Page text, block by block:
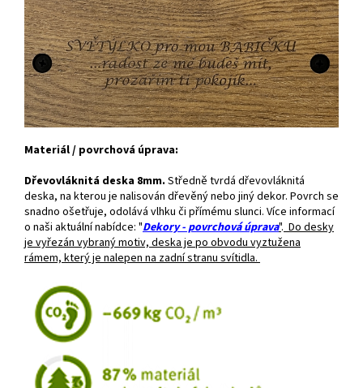
Materiál / povrchová úprava:
Dřevovláknitá deska 8mm. Středně tvrdá dřevovláknitá
deska, na kterou je nalisován dřevěný nebo jiný dekor. Povrch se
snadno ošetřuje, odolává vlhku či přímému slunci. Více informací
o naši aktuální nabídce: "Dekory - povrchová úprava". Do desky
je vyřezán vybraný motiv, deska je po obvodu vyztužena
rámem, který je nalepen na zadní stranu svítidla.